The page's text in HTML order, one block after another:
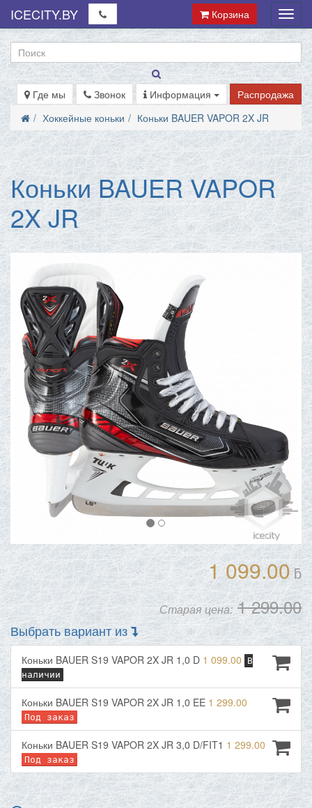
Меню
ICECITY.BY Корзина
Где мы Звонок Информация
Распродажа
Хоккейные коньки
Коньки BAUER VAPOR 2X JR
Коньки BAUER VAPOR
2X JR
1 099.00 ƃ
Старая цена: 1 299.00
Выбрать вариант из
Коньки BAUER S19 VAPOR 2X JR 1,0 D 1 099.00
В
наличии
Коньки BAUER S19 VAPOR 2X JR 1,0 EE 1 299.00
Под заказ
Коньки BAUER S19 VAPOR 2X JR 3,0 D/FIT1 1 299.00
Под заказ